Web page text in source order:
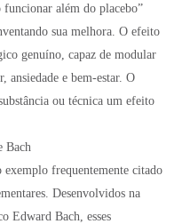
além do placebo”
sua melhora. O efeito
genuíno, capaz de modular
ansiedade e bem-estar. O
ou técnica um efeito
Bach
frequentemente citado
Desenvolvidos na
Edward Bach, esses